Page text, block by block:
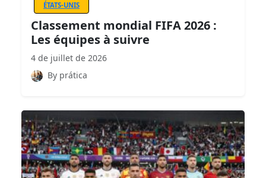
ÉTATS-UNIS
Classement mondial FIFA 2026 :
Les équipes à suivre
4 de juillet de 2026
By prática